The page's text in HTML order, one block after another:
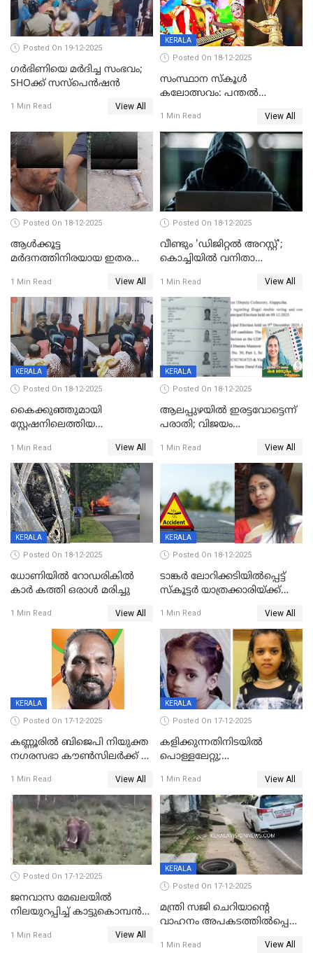
Posted On 19-12-2025
ഗര്‍ഭിണിയെ മർദിച്ച സംഭവം;
SHOക്ക് സസ്പെൻഷൻ
1 Min Read View All
KERALA
Posted On 18-12-2025
സംസ്ഥാന സ്കൂൾ
കലോത്സവം: പന്തൽ
1 Min Read View All
Posted On 18-12-2025
ആൾക്കൂട്ട
മർദനത്തിനിരയായ ഇതര
നടുക്കുന്ന സംഭവം
വാളയാറിൽ
1 Min Read View All
Posted On 18-12-2025
വീണ്ടും 'ഡിജിറ്റല്‍ അറസ്റ്റ്';
കൊച്ചിയില്‍ വനിതാ
കോടി രൂപ
1 Min Read View All
KERALA
Posted On 18-12-2025
കൈക്കുഞ്ഞുമായി
സ്റ്റേഷനിലെത്തിയ
കരണത്തടിച്ചു; CC ടിവി
ദൃശ്യങ്ങൾ പുറത്ത്
1 Min Read View All
KERALA
Posted On 18-12-2025
ആലപ്പുഴയിൽ ഇരട്ടവോട്ടെന്ന്
പരാതി; വിജയം
വാർഡിലെ എൽഡിഎഫ്
സ്ഥാനാർത്ഥി
1 Min Read View All
KERALA
Posted On 18-12-2025
ധോണിയിൽ റോഡരികിൽ
കാർ കത്തി ഒരാൾ മരിച്ചു
1 Min Read View All
KERALA
Posted On 18-12-2025
ടാങ്കർ ലോറിക്കടിയിൽപ്പെട്ട്
സ്കൂട്ടർ യാത്രക്കാരിയ്ക്ക്
കണ്ടോത്ത് ദേശീയ പാതയിൽ
1 Min Read View All
KERALA
Posted On 17-12-2025
കണ്ണൂരിൽ ബിജെപി നിയുക്ത
നഗരസഭാ കൗൺസിലർക്ക് 36
1 Min Read View All
KERALA
Posted On 17-12-2025
കളിക്കുന്നതിനിടയിൽ
പൊള്ളലേറ്റു;
ക്ലാസ് വിദ്യാർത്ഥിനി മരിച്ചു
1 Min Read View All
Posted On 17-12-2025
ജനവാസ മേഖലയില്‍
നിലയുറപ്പിച്ച് കാട്ടുകൊമ്പന്‍
1 Min Read View All
KERALA
Posted On 17-12-2025
മന്ത്രി സജി ചെറിയാന്റെ
വാഹനം അപകടത്തിൽപ്പെട്ടു;
രക്ഷപ്പെട്ടത് തലനാരിടയ്ക്ക്
1 Min Read View All